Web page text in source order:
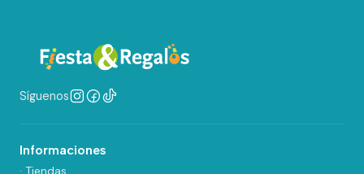
Síguenos
Informaciones
· Tiendas